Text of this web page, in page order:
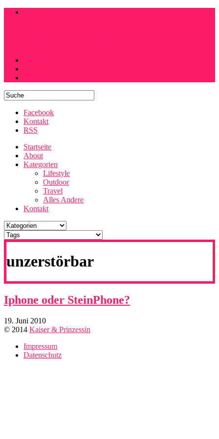
Facebook
Kontakt
RSS
Startseite
About
Kategorien
Lifestyle
Outdoor
Travel
Alles Andere
Kontakt
unzerstörbar
Iphone oder SteinPhone?
19. Juni 2010
© 2014 Kaiser & Prinzessin
Impressum
Datenschutz